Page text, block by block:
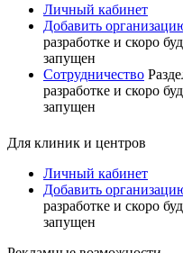
Личный кабинет
Добавить
разработке и скоро
запущен
Сотрудничество
разработке и скоро
запущен
Для клиник и центров
Личный кабинет
Добавить
разработке и скоро
запущен